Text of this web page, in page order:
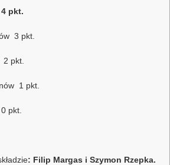
pkt.
3 pkt.
pkt.
1 pkt.
pkt.
: Filip Margas i Szymon Rzepka.